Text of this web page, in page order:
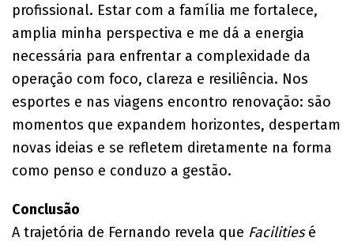
profissional. Estar com a família me fortalece,
amplia minha perspectiva e me dá a energia
necessária para enfrentar a complexidade da
operação com foco, clareza e resiliência. Nos
esportes e nas viagens encontro renovação: são
momentos que expandem horizontes, despertam
novas ideias e se refletem diretamente na forma
como penso e conduzo a gestão.
Conclusão
A trajetória de Fernando revela que Facilitiesé